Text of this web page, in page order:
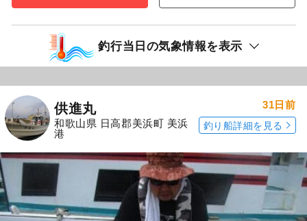
釣行当日の気象情報を表示
供進丸
和歌山県 日高郡美浜町 美浜
港
31日前
釣り船詳細を見る